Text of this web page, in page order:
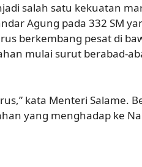
salah satu kekuatan
Agung pada 332 SM
berkembang pesat di
mulai surut berabad-
kata Menteri Salame.
yang menghadap ke